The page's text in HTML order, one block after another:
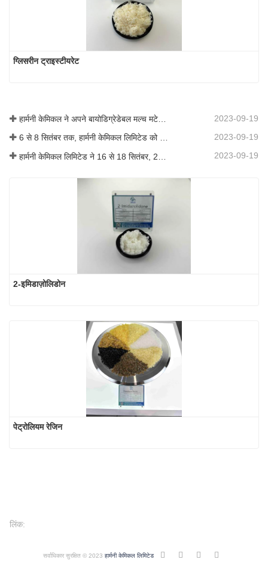
ग्लिसरीन ट्राइस्टीयरेट
2023-09-19
6 से 8 सितंबर तक, हार्मनी केमिकल लिमिटेड को कोटिंग्स ट्रेंड्स एंड टेक्नोलॉजी समिट (सीटीटी) में प्रदर्शन के लिए आमंत्रित किया गया था। 2023-09-19
2023-09-19
2-इमिडाज़ोलिडोन
पेट्रोलियम रेजिन
लिंक:
सर्वाधिकार सुरक्षित © 2023 हार्मनी केमिकल लिमिटेड